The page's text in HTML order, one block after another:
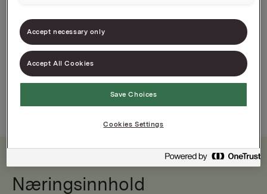
500g
Næringsinnhold
Accept necessary only
Accept All Cookies
Save Choices
Cookies Settings